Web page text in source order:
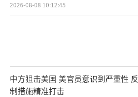
2026-08-08 10:12:45
中方狙击美国 美官员意识到严重性 反
制措施精准打击